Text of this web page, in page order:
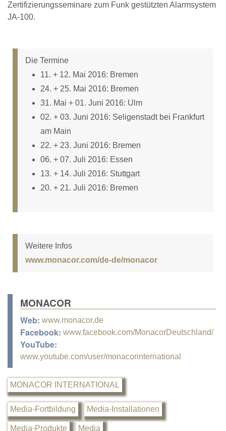
Zertifizierungsseminare zum Funk gestützten Alarmsystem
JA-100.
Die Termine
11. + 12. Mai 2016: Bremen
24. + 25. Mai 2016: Bremen
31. Mai + 01. Juni 2016: Ulm
02. + 03. Juni 2016: Seligenstadt bei Frankfurt
am Main
22. + 23. Juni 2016: Bremen
06. + 07. Juli 2016: Essen
13. + 14. Juli 2016: Stuttgart
20. + 21. Juli 2016: Bremen
Weitere Infos
www.monacor.com/de-de/monacor
MONACOR
Web: www.monacor.de
Facebook: www.facebook.com/MonacorDeutschland/
YouTube:
www.youtube.com/user/monacorinternational
MONACOR INTERNATIONAL
Media-Fortbildung Media-Installationen
Media-Produkte Media